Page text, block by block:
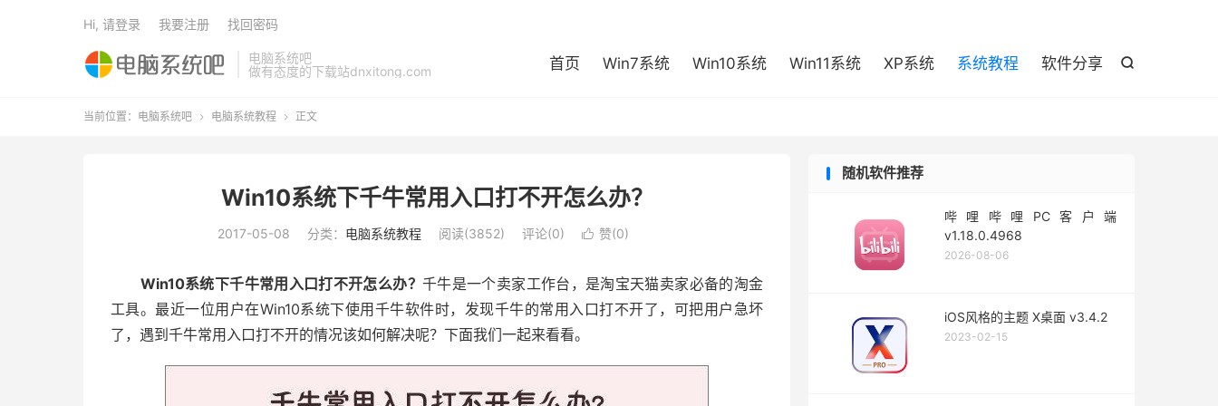
电脑系统吧
做有态度的下载站dnxitong.com

首页 Win7系统 Win10系统 Win11系统 XP系统 系统教程 软件分享
Hi, 请登录 我要注册 找回密码
当前位置： 电脑系统吧  电脑系统教程  正文
Win10系统下千牛常用入口打不开怎么办？
2017-05-08 分类： 电脑系统教程 阅读(3852) 评论(0)  赞(0)
Win10系统下千牛常用入口打不开怎么办？ 千牛是一个卖家工作台，是淘宝天猫卖家必备的淘金
工具。最近一位用户在Win10系统下使用千牛软件时，发现千牛的常用入口打不开了，可把用户急坏
了，遇到千牛常用入口打不开的情况该如何解决呢？下面我们一起来看看。
随机软件推荐
哔哩哔哩PC客户端
v1.18.0.4968
2026-08-06
iOS风格的主题 X桌面 v3.4.2
2023-02-15